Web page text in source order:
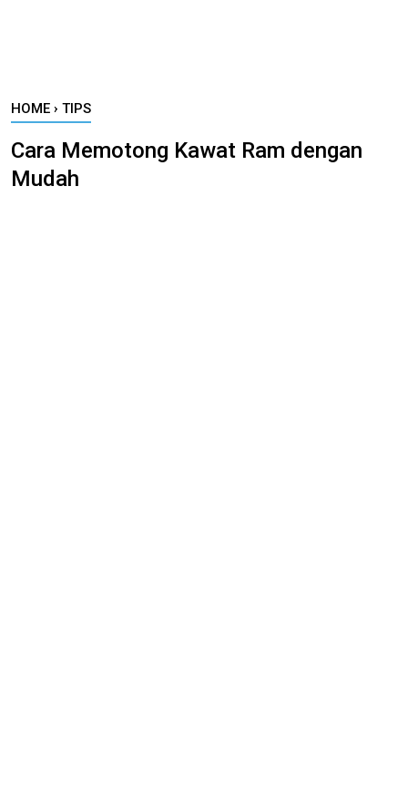
HOME › TIPS
Cara Memotong Kawat Ram dengan
Mudah